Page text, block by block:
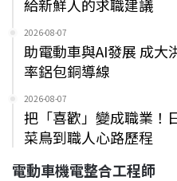
給新鮮人的求職建議
2026-08-07
助電動車與AI發展 成大
率鋁包銅導線
2026-08-07
把「喜歡」變成職業！
菜鳥到職人心路歷程
電動車機電整合工程師